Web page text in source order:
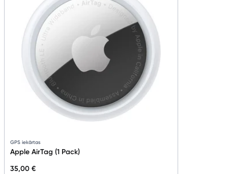
Kontakti
Informācija
GPS iekārtas
Apple AirTag (1 Pack)
35,00 €